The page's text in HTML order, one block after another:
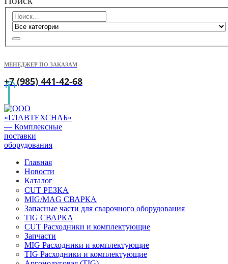
МЕНЕДЖЕР ПО ЗАКАЗАМ
+7 (985) 441-42-68
Главная
Новости
Каталог
CUT РЕЗКА
MIG/MAG СВАРКА
Запасные части для сварочного оборудования
TIG СВАРКА
CUT Расходники и комплектующие
Запчасти
MIG Расходники и комплектующие
TIG Расходники и комплектующие